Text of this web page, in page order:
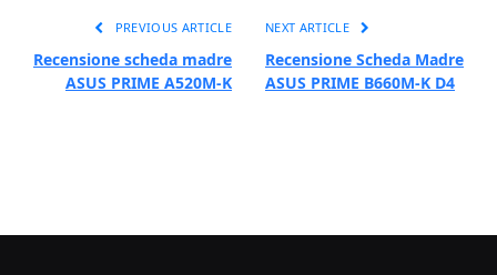
PREVIOUS ARTICLE
Recensione scheda madre
ASUS PRIME A520M-K
NEXT ARTICLE
Recensione Scheda Madre
ASUS PRIME B660M-K D4